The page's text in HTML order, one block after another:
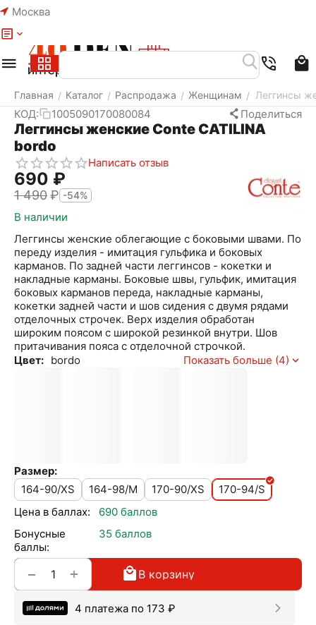
Москва
Главная / Каталог / Распродажа / Женщинам / Леггинсы
КОД: 1005090170080084 Поделиться
Леггинсы женские Conte CATILINA
bordo
Написать отзыв
‍690‍ ₽
1 490₽ -54%
В наличии
Леггинсы женские облегающие c боковыми швами. По
переду изделия - имитация гульфика и боковых
карманов. По задней части леггинсов - кокетки и
накладные карманы. Боковые швы, гульфик, имитация
боковых карманов переда, накладные карманы,
кокетки задней части и шов сидения с двумя рядами
отделочных строчек. Верх изделия обработан
широким поясом с широкой резинкой внутри. Шов
притачивания пояса с отделочной строчкой.
Цвет: bordo Показать больше (4)
Размер:
164-90/XS
164-98/M 170-90/XS
170-94/S
Цена в баллах:
690 баллов
Бонусные
баллы:
35 баллов
+
− В корзину
4 платежа по 173 ₽
Меню